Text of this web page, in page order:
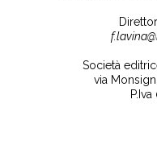
Società
via